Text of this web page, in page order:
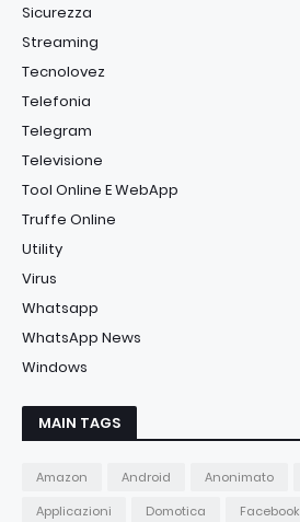
Sicurezza
Streaming
Tecnolovez
Telefonia
Telegram
Televisione
Tool Online E WebApp
Truffe Online
Utility
Virus
Whatsapp
WhatsApp News
Windows
MAIN TAGS
Amazon Android Anonimato
Applicazioni
Domotica Facebook